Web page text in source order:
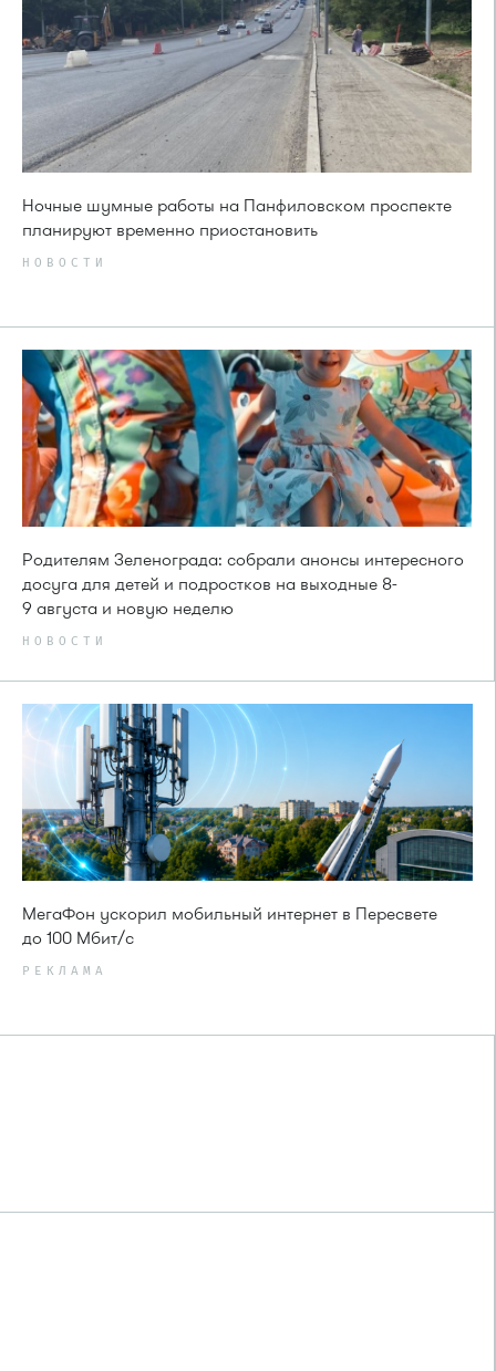
Ночные шумные работы на Панфиловском проспекте
планируют временно приостановить
НОВОСТИ
Родителям Зеленограда: собрали анонсы интересного
досуга для детей и подростков на выходные 8-
9 августа и новую неделю
НОВОСТИ
МегаФон ускорил мобильный интернет в Пересвете
до 100 Мбит/с
РЕКЛАМА